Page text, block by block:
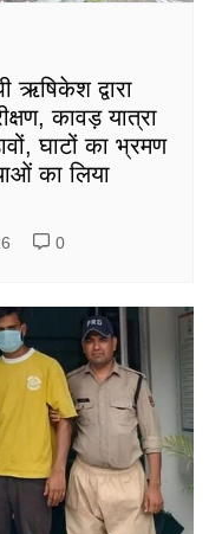
ऋषिकेश द्वारा
कावड़ यात्रा
घाटों का भ्रमण
का लिया
0